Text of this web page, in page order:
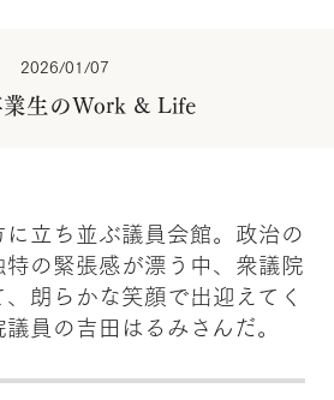
2026/01/07
生のWork & Life
立ち並ぶ議員会館。政治の
の緊張感が漂う中、衆議院
朗らかな笑顔で出迎えてく
員の吉田はるみさんだ。